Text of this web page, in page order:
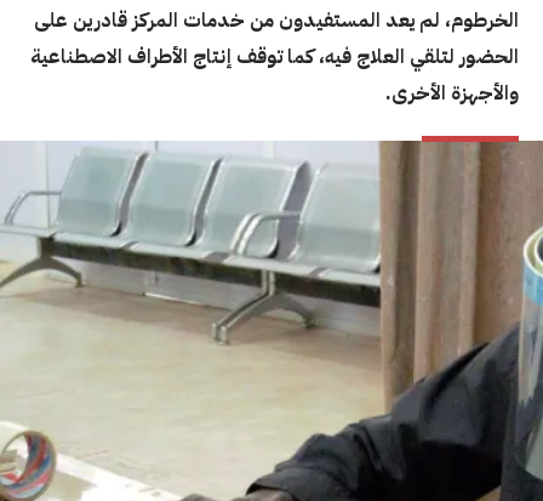
الخرطوم، لم يعد المستفيدون من خدمات المركز قادرين على
الحضور لتلقي العلاج فيه، كما توقف إنتاج الأطراف الاصطناعية
والأجهزة الأخرى.